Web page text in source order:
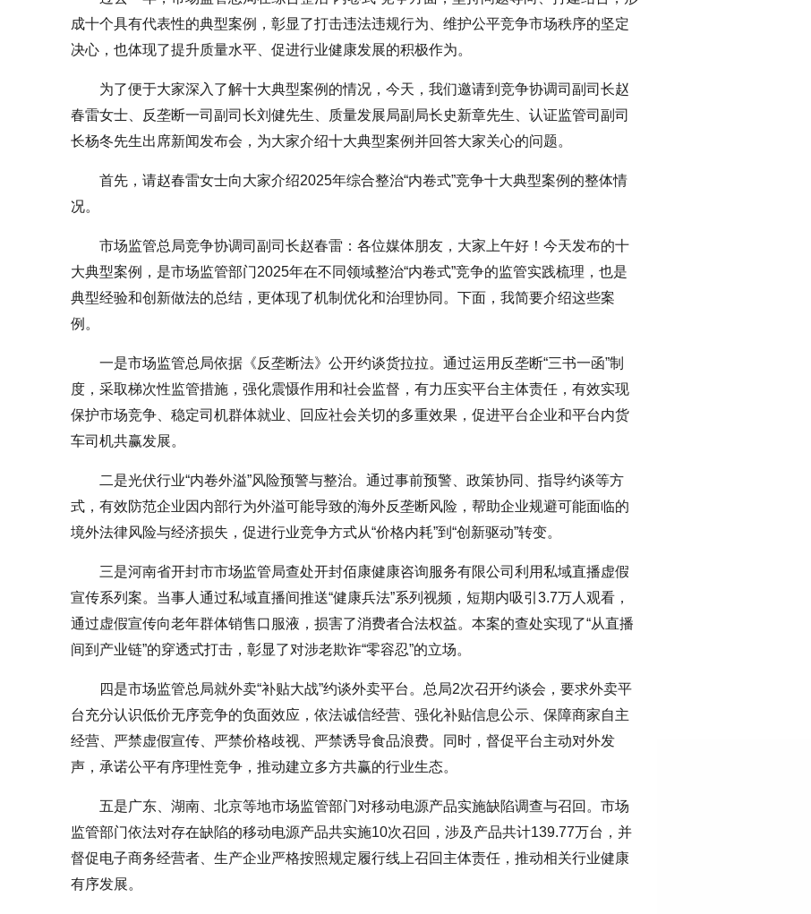
成十个具有代表性的典型案例，彰显了打击违法违规行为、维护公平竞争市场秩序的坚定
决心，也体现了提升质量水平、促进行业健康发展的积极作为。
为了便于大家深入了解十大典型案例的情况，今天，我们邀请到竞争协调司副司长赵
春雷女士、反垄断一司副司长刘健先生、质量发展局副局长史新章先生、认证监管司副司
长杨冬先生出席新闻发布会，为大家介绍十大典型案例并回答大家关心的问题。
首先，请赵春雷女士向大家介绍2025年综合整治“内卷式”竞争十大典型案例的整体情
况。
市场监管总局竞争协调司副司长赵春雷：各位媒体朋友，大家上午好！今天发布的十
大典型案例，是市场监管部门2025年在不同领域整治“内卷式”竞争的监管实践梳理，也是
典型经验和创新做法的总结，更体现了机制优化和治理协同。下面，我简要介绍这些案
例。
一是市场监管总局依据《反垄断法》公开约谈货拉拉。通过运用反垄断“三书一函”制
度，采取梯次性监管措施，强化震慑作用和社会监督，有力压实平台主体责任，有效实现
保护市场竞争、稳定司机群体就业、回应社会关切的多重效果，促进平台企业和平台内货
车司机共赢发展。
二是光伏行业“内卷外溢”风险预警与整治。通过事前预警、政策协同、指导约谈等方
式，有效防范企业因内部行为外溢可能导致的海外反垄断风险，帮助企业规避可能面临的
境外法律风险与经济损失，促进行业竞争方式从“价格内耗”到“创新驱动”转变。
三是河南省开封市市场监管局查处开封佰康健康咨询服务有限公司利用私域直播虚假
宣传系列案。当事人通过私域直播间推送“健康兵法”系列视频，短期内吸引3.7万人观看，
通过虚假宣传向老年群体销售口服液，损害了消费者合法权益。本案的查处实现了“从直播
间到产业链”的穿透式打击，彰显了对涉老欺诈“零容忍”的立场。
四是市场监管总局就外卖“补贴大战”约谈外卖平台。总局2次召开约谈会，要求外卖平
台充分认识低价无序竞争的负面效应，依法诚信经营、强化补贴信息公示、保障商家自主
经营、严禁虚假宣传、严禁价格歧视、严禁诱导食品浪费。同时，督促平台主动对外发
声，承诺公平有序理性竞争，推动建立多方共赢的行业生态。
五是广东、湖南、北京等地市场监管部门对移动电源产品实施缺陷调查与召回。市场
监管部门依法对存在缺陷的移动电源产品共实施10次召回，涉及产品共计139.77万台，并
督促电子商务经营者、生产企业严格按照规定履行线上召回主体责任，推动相关行业健康
有序发展。